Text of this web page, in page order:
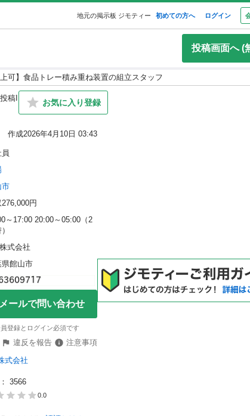
地元の掲示板 ジモティー 初めての方へ ログイン
投稿画面へ (
可】食品トレー積み重ね装置の組立スタッフ
投稿I
お気に入り登録
作成2026年4月10日 03:43
市
276,000円
～17:00 20:00～05:00（2
式会社
県館山市
ールで問い合わせ
登録とログイン必須です
違反を報告
注意事項
式会社
3566
0.0